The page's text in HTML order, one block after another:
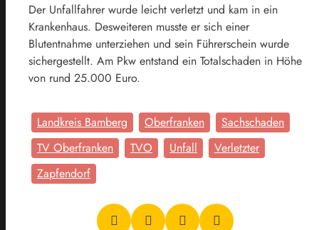
Der Unfallfahrer wurde leicht verletzt und kam in ein
Krankenhaus. Desweiteren musste er sich einer
Blutentnahme unterziehen und sein Führerschein wurde
sichergestellt. Am Pkw entstand ein Totalschaden in Höhe
von rund 25.000 Euro.
Landkreis Bamberg Oberfranken
Sachschaden
TV Oberfranken
TVO Unfall
Verletzter
Zapfendorf